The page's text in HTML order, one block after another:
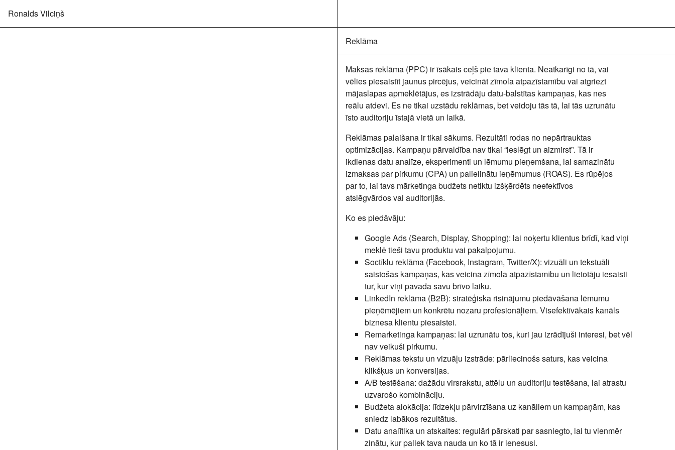
Ronalds Vilciņš
Reklāma
Maksas reklāma (PPC) ir īsākais ceļš pie tava klienta. Neatkarīgi no tā, vai
vēliespiesaistīt jaunus pircējus, veicināt zīmola atpazīstamību vai atgriezt
mājaslapas apmeklētājus, es izstrādāju datu-balstītas kampaņas, kas nes
reālu atdevi. Es ne tikai uzstādu reklāmas, bet veidoju tās tā, lai tās uzrunātu
īsto auditoriju īstajā vietā un laikā.
Reklāmas palaišana ir tikai sākums. Rezultāti rodas no nepārtrauktas
optimizācijas. Kampaņu pārvaldība nav tikai “ieslēgt un aizmirst”. Tā ir
ikdienas datu analīze, eksperimenti un lēmumu pieņemšana, lai samazinātu
izmaksas par pirkumu (CPA) un palielinātu ieņēmumus (ROAS). Es rūpējos
par to, lai tavs mārketinga budžets netiktu izšķērdēts neefektīvos
atslēgvārdos vai auditorijās.
Ko es piedāvāju:
Google Ads (Search, Display, Shopping): lai noķertu klientus brīdī, kad viņi
meklē tieši tavu produktu vai pakalpojumu.
Soctīklu reklāma (Facebook, Instagram, Twitter/X): vizuāli un tekstuāli
saistošas kampaņas, kas veicina zīmola atpazīstamību un lietotāju iesaisti
tur, kur viņi pavada savu brīvo laiku.
LinkedIn reklāma (B2B): stratēģiska risinājumu piedāvāšana lēmumu
pieņēmējiem un konkrētu nozaru profesionāļiem. Visefektīvākais kanāls
biznesa klientu piesaistei.
Remarketinga kampaņas: lai uzrunātu tos, kuri jau izrādījuši interesi, bet vēl
nav veikuši pirkumu.
Reklāmas tekstu un vizuāļu izstrāde: pārliecinošs saturs, kas veicina
klikšķus un konversijas.
A/B testēšana: dažādu virsrakstu, attēlu un auditoriju testēšana, lai atrastu
uzvarošo kombināciju.
Budžeta alokācija: līdzekļu pārvirzīšana uz kanāliem un kampaņām, kas
sniedz labākos rezultātus.
Datu analītika un atskaites: regulāri pārskati par sasniegto, lai tu vienmēr
zinātu, kur paliek tava nauda un ko tā ir ienesusi.